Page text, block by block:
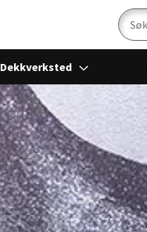
Dekkverksted